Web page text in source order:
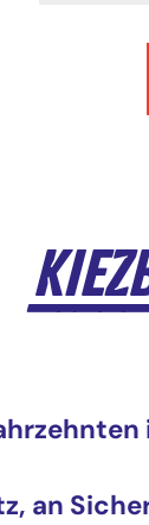
an